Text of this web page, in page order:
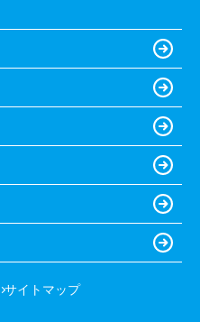
サイトマップ